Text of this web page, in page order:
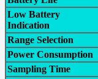
Low Battery
Indication
Range Selection
Power Consumption
Sampling Time